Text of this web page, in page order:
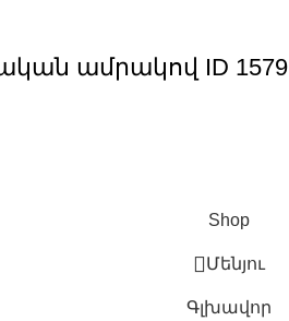
ամրակով ID 1579
Shop
Մենյու
Գլխավոր